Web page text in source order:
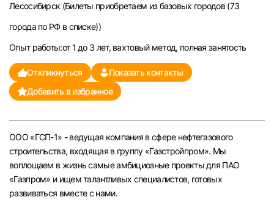
Саратов
Казань
Челябинск
Самара
Оренбург
Лесосибирск (Билеты приобретаем из базовых городов (73
города по РФ в списке))
Опыт работы:от 1 до 3 лет, вахтовый метод, полная занятость
Откликнуться
Показать контакты
Добавить в избранное
ООО «ГСП-1» - ведущая компания в сфере нефтегазового
строительства, входящая в группу «Газстройпром». Мы
воплощаем в жизнь самые амбициозные проекты для ПАО
«Газпром» и ищем талантливых специалистов, готовых
развиваться вместе с нами.